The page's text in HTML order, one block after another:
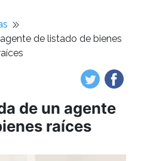
de listado de bienes
de un agente
raíces